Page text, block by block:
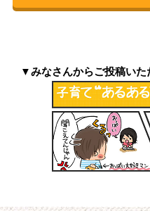
▼みなさんからご投稿いた